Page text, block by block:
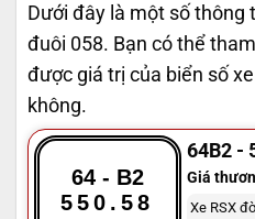
Dưới đây là một số thông
đuôi 058. Bạn có thể
được giá trị của biển số
không.
64 - B2
550.58
64B2 -
Giá
Xe RSX